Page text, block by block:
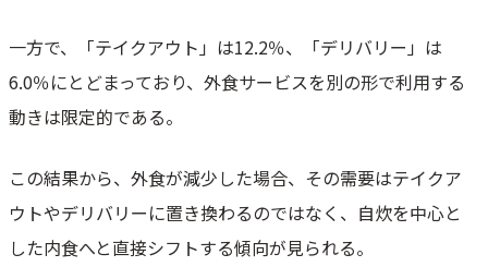
一方で、「テイクアウト」は12.2％、「デリバリー」は
6.0％にとどまっており、外食サービスを別の形で利用する
動きは限定的である。
この結果から、外食が減少した場合、その需要はテイクア
ウトやデリバリーに置き換わるのではなく、自炊を中心と
した内食へと直接シフトする傾向が見られる。